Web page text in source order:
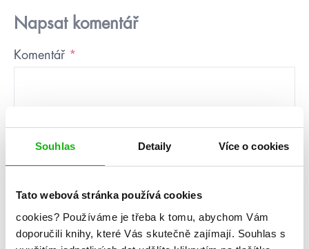
Souhlas Detaily Více o cookies
Tato webová stránka používá cookies
cookies? Používáme je třeba k tomu, abychom Vám
doporučili knihy, které Vás skutečně zajímají. Souhlas s
Napsat komentář
Komentář *
E-mail*